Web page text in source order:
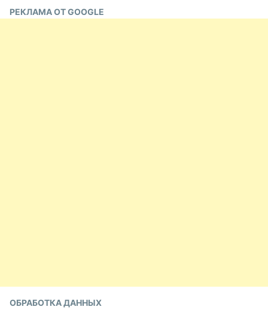
РЕКЛАМА ОТ GOOGLE
ОБРАБОТКА ДАННЫХ